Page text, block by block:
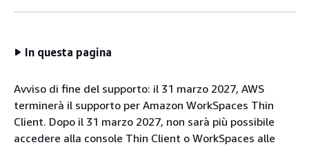
In questa pagina
Avviso di fine del supporto: il 31 marzo 2027, AWS
terminerà il supporto per Amazon WorkSpaces Thin
Client. Dopo il 31 marzo 2027, non sarà più possibile
accedere alla console Thin Client o WorkSpaces alle